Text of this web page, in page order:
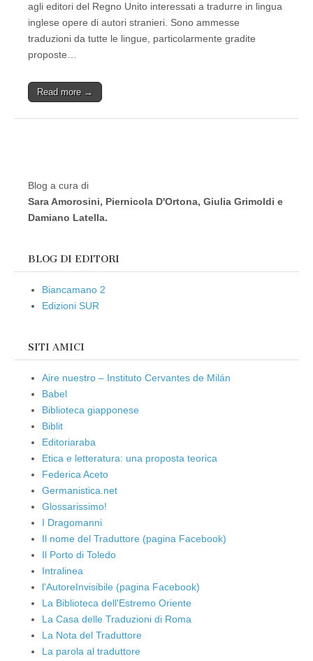
agli editori del Regno Unito interessati a tradurre in lingua
inglese opere di autori stranieri. Sono ammesse
traduzioni da tutte le lingue, particolarmente gradite
proposte…
Read more →
Blog a cura di
Sara Amorosini, Piernicola D'Ortona, Giulia Grimoldi e
Damiano Latella.
BLOG DI EDITORI
Biancamano 2
Edizioni SUR
SITI AMICI
Aire nuestro – Instituto Cervantes de Milán
Babel
Biblioteca giapponese
Biblit
Editoriaraba
Etica e letteratura: una proposta teorica
Federica Aceto
Germanistica.net
Glossarissimo!
I Dragomanni
Il nome del Traduttore (pagina Facebook)
Il Porto di Toledo
Intralinea
l'AutoreInvisibile (pagina Facebook)
La Biblioteca dell'Estremo Oriente
La Casa delle Traduzioni di Roma
La Nota del Traduttore
La parola al traduttore